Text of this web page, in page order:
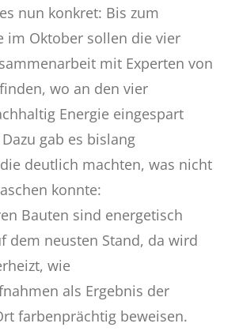
nun konkret: Bis zum
im Oktober sollen die vier
mit Experten von
wo an den vier
Energie eingespart
gab es bislang
deutlich machten, was nicht
konnte:
Bauten sind energetisch
dem neusten Stand, da wird
wie
als Ergebnis der
farbenprächtig beweisen.